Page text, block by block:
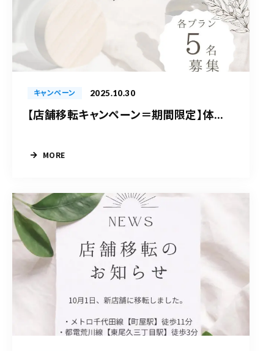
キャンペーン 2025.10.30
【店舗移転キャンペーン＝期間限定】体...
MORE